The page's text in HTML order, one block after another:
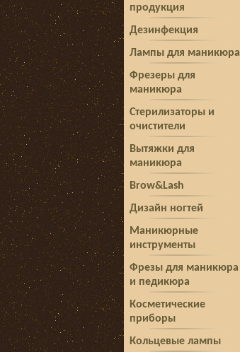
продукция
Дезинфекция
Лампы для маникюра
Фрезеры для
маникюра
Стерилизаторы и
очистители
Вытяжки для
маникюра
Brow&Lash
Дизайн ногтей
Маникюрные
инструменты
Фрезы для маникюра
и педикюра
Косметические
приборы
Кольцевые лампы